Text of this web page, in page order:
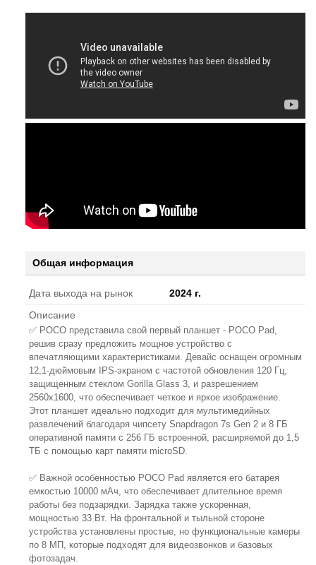
Общая информация
Дата выхода на рынок
2024 г.
Описание
✅ POCO представила свой первый планшет - POCO Pad,
решив сразу предложить мощное устройство с
впечатляющими характеристиками. Девайс оснащен огромным
12,1-дюймовым IPS-экраном с частотой обновления 120 Гц,
защищенным стеклом Gorilla Glass 3, и разрешением
2560x1600, что обеспечивает четкое и яркое изображение.
Этот планшет идеально подходит для мультимедийных
развлечений благодаря чипсету Snapdragon 7s Gen 2 и 8 ГБ
оперативной памяти с 256 ГБ встроенной, расширяемой до 1,5
ТБ с помощью карт памяти microSD.
✅ Важной особенностью POCO Pad является его батарея
емкостью 10000 мАч, что обеспечивает длительное время
работы без подзарядки. Зарядка также ускоренная,
мощностью 33 Вт. На фронтальной и тыльной стороне
устройства установлены простые, но функциональные камеры
по 8 МП, которые подходят для видеозвонков и базовых
фотозадач.